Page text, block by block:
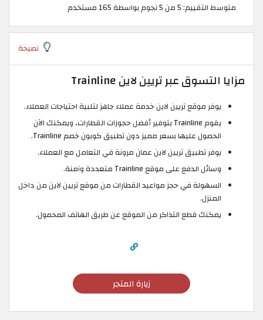
متوسط التقييم: 5 من 5 نجوم بواسطة 165 مستخدم
نصيحة
مزايا التسوق عبر تريين لاين Trainline
يوفر موقع تريين لاين خدمة عملاء جاهز لتلبية احتياجات العملاء.
يقوم Trainline بتوفير أفضل حجوزات القطارات، ويمكنك الآن
الحصول عليها بسعر مميز دون تطبيق كوبون خصم Trainline.
يوفر تطبيق تريين لاين عمان مرونة في التعامل مع العملاء.
وسائل الدفع على موقع Trainline متعددة وآمنة.
السهولة في حجز مواعيد القطارات من موقع تريين لاين من داخل
المنزل.
يمكنك قطع التذاكر من الموقع عن طريق الهاتف المحمول.
زيارة المتجر